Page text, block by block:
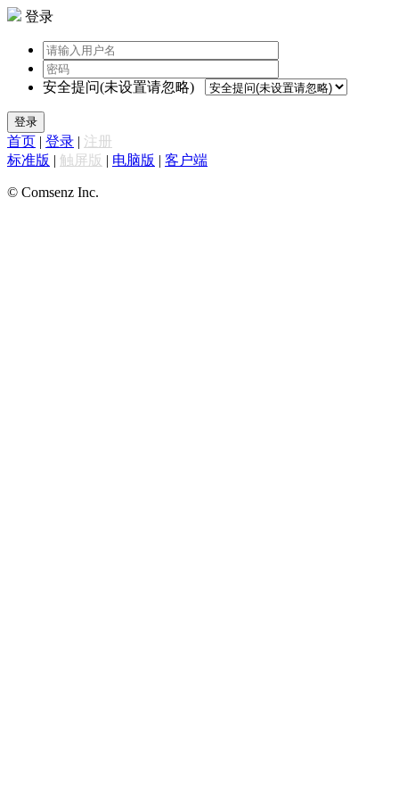
登录
安全提问(未设置请忽略)
登录
首页 | 登录 | 注册
标准版 | 触屏版 | 电脑版 | 客户端
© Comsenz Inc.